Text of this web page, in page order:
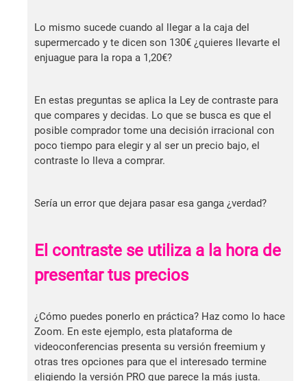
Lo mismo sucede cuando al llegar a la caja del
supermercado y te dicen son 130€ ¿quieres llevarte el
enjuague para la ropa a 1,20€?
En estas preguntas se aplica la Ley de contraste para
que compares y decidas. Lo que se busca es que el
posible comprador tome una decisión irracional con
poco tiempo para elegir y al ser un precio bajo, el
contraste lo lleva a comprar.
Sería un error que dejara pasar esa ganga ¿verdad?
El contraste se utiliza a la hora de
presentar tus precios
¿Cómo puedes ponerlo en práctica? Haz como lo hace
Zoom. En este ejemplo, esta plataforma de
videoconferencias presenta su versión freemium y
otras tres opciones para que el interesado termine
eligiendo la versión PRO que parece la más justa.